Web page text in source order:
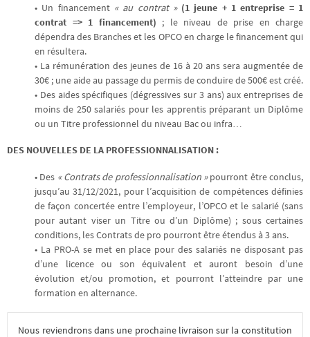
• Un financement « au contrat » (1 jeune + 1 entreprise = 1
contrat => 1 financement) ; le niveau de prise en charge
dépendra des Branches et les OPCO en charge le financement qui
en résultera.
• La rémunération des jeunes de 16 à 20 ans sera augmentée de
30€ ; une aide au passage du permis de conduire de 500€ est créé.
• Des aides spécifiques (dégressives sur 3 ans) aux entreprises de
moins de 250 salariés pour les apprentis préparant un Diplôme
ou un Titre professionnel du niveau Bac ou infra…
DES NOUVELLES DE LA PROFESSIONNALISATION :
• Des « Contrats de professionnalisation »pourront être conclus,
jusqu’au 31/12/2021, pour l’acquisition de compétences définies
de façon concertée entre l’employeur, l’OPCO et le salarié (sans
pour autant viser un Titre ou d’un Diplôme) ; sous certaines
conditions, les Contrats de pro pourront être étendus à 3 ans.
• La PRO-A se met en place pour des salariés ne disposant pas
d’une licence ou son équivalent et auront besoin d’une
évolution et/ou promotion, et pourront l’atteindre par une
formation en alternance.
Nous reviendrons dans une prochaine livraison sur la constitution